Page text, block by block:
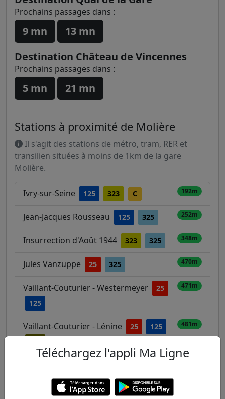
Prochains passages dans :
9 mn
13 mn
Destination Château de Vincennes
Prochains passages dans :
5 mn 21 mn
Stations à proximité de Molière
Il s'agit des stations de métro, tram, RER et
transilien situées à moins de 1km de la gare
Molière.
Ivry-sur-Seine 125 323 C 192m
Jean-Jacques Rousseau 125 325 252m
Insurrection d'Août 1944 323 325 348m
Jules Vanzuppe 25 325 470m
Vaillant-Couturier - Westermeyer
25
125
471m
Vaillant-Couturier - Lénine 25
125
481m
Ivry sur Seine / Voltaire / Hôtel de Ville
132 182 323
Téléchargez l'appli Ma Ligne